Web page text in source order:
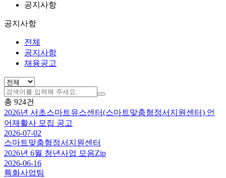
공지사항
공지사항
전체
공지사항
채용공고
총 924건
2026년 서초스마트유스센터(스마트맞춤형정서지원센터) 언
어재활사 모집 공고
2026-07-02
스마트맞춤형정서지원센터
2026년 6월 청년사업 모음Zip
2026-06-16
특화사업팀